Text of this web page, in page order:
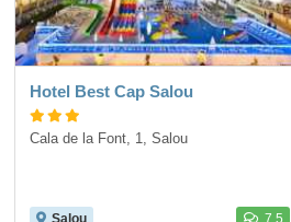
Hotel Best Cap Salou
Cala de la Font, 1, Salou
Salou 7.5